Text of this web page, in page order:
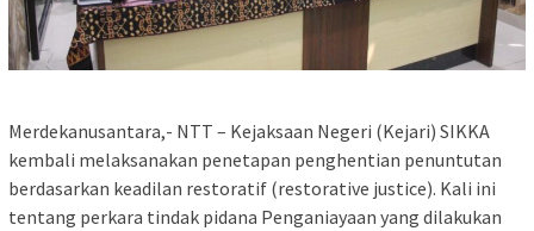
Merdekanusantara,- NTT – Kejaksaan Negeri (Kejari) SIKKA
kembali melaksanakan penetapan penghentian penuntutan
berdasarkan keadilan restoratif (restorative justice). Kali ini
tentang perkara tindak pidana Penganiayaan yang dilakukan